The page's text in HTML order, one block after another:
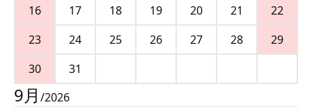
16
17 18 19 20 21
22
23
24 25 26 27 28
29
30
31
9月 /2026